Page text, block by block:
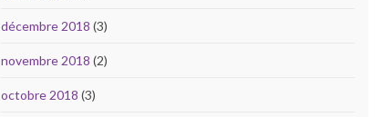
décembre 2018 (3)
novembre 2018 (2)
octobre 2018 (3)